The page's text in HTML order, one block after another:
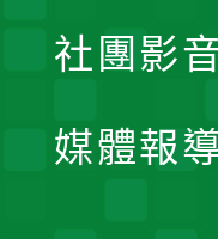
社團影
媒體報